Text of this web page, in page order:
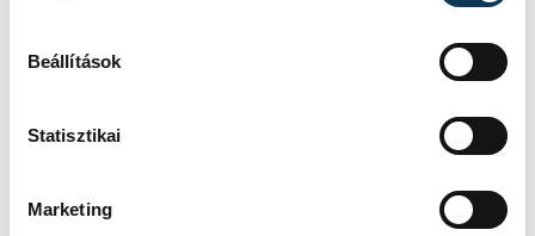
Beállítások
Statisztikai
Marketing